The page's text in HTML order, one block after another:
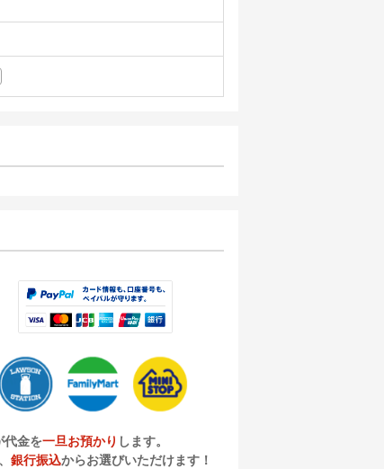
代金を一旦お預かり します。
、 銀行振込からお選びいただけます！